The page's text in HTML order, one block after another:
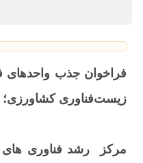
فراخوان جذب واحدهای
زیست‌فناوری کشاورزی؛
مرکز رشد فناوری های